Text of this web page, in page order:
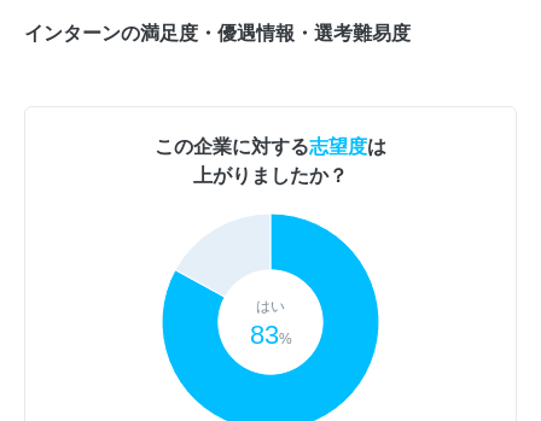
インターンの満足度・優遇情報・選考難易度
この企業に対する志望度は
上がりましたか？
はい
83%